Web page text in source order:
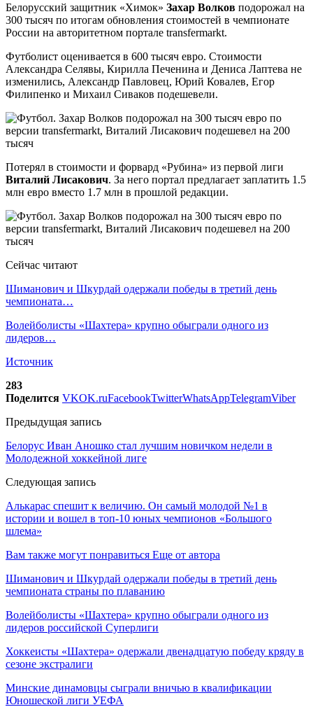
Белорусский защитник «Химок» Захар Волков подорожал на
300 тысяч по итогам обновления стоимостей в чемпионате
России на авторитетном портале transfermarkt.
Футболист оценивается в 600 тысяч евро. Стоимости
Александра Селявы, Кирилла Печенина и Дениса Лаптева не
изменились, Александр Павловец, Юрий Ковалев, Егор
Филипенко и Михаил Сиваков подешевели.
Потерял в стоимости и форвард «Рубина» из первой лиги
Виталий Лисакович. За него портал предлагает заплатить 1.5
млн евро вместо 1.7 млн в прошлой редакции.
Сейчас читают
Шиманович и Шкурдай одержали победы в третий день
чемпионата…
Волейболисты «Шахтера» крупно обыграли одного из
лидеров…
Источник
283
Поделится VKOK.ruFacebookTwitterWhatsAppTelegramViber
Предыдущая запись
Белорус Иван Аношко стал лучшим новичком недели в
Молодежной хоккейной лиге
Следующая запись
Алькарас спешит к величию. Он самый молодой №1 в
истории и вошел в топ-10 юных чемпионов «Большого
шлема»
Вам также могут понравиться Еще от автора
Шиманович и Шкурдай одержали победы в третий день
чемпионата страны по плаванию
Волейболисты «Шахтера» крупно обыграли одного из
лидеров российской Суперлиги
Хоккеисты «Шахтера» одержали двенадцатую победу кряду в
сезоне экстралиги
Минские динамовцы сыграли вничью в квалификации
Юношеской лиги УЕФА